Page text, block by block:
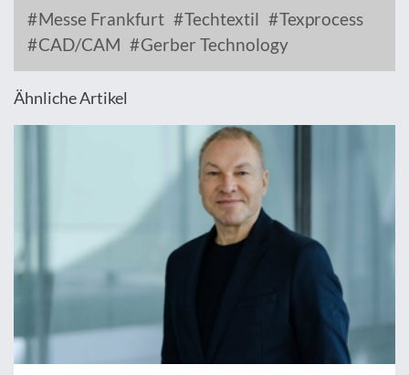
Messe Frankfurt Techtextil
Texprocess
CAD/CAM
Gerber Technology
Ähnliche Artikel